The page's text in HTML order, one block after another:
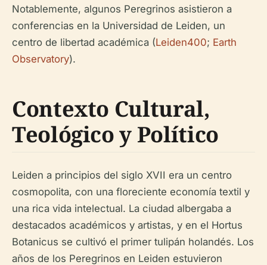
Notablemente, algunos Peregrinos asistieron a
conferencias en la Universidad de Leiden, un
centro de libertad académica (Leiden400; Earth
Observatory).
Contexto Cultural,
Teológico y Político
Leiden a principios del siglo XVII era un centro
cosmopolita, con una floreciente economía textil y
una rica vida intelectual. La ciudad albergaba a
destacados académicos y artistas, y en el Hortus
Botanicus se cultivó el primer tulipán holandés. Los
años de los Peregrinos en Leiden estuvieron